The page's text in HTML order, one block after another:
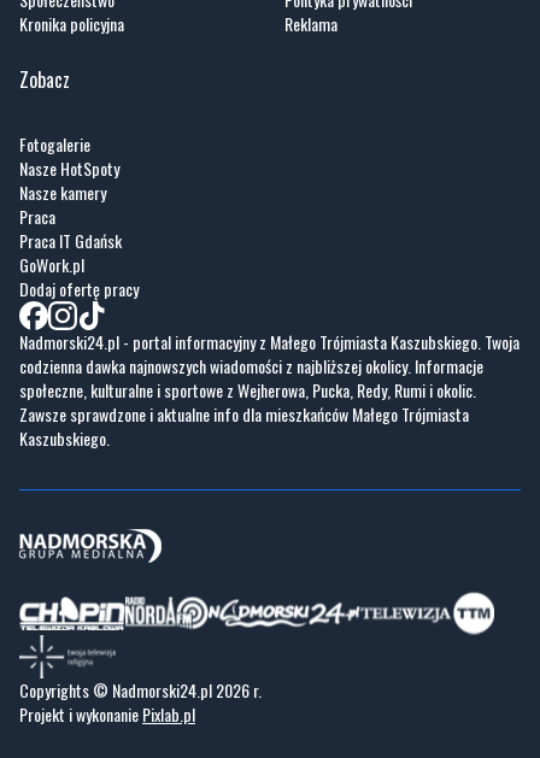
Wiadomości
Sport
Społeczeństwo
O portalu
Kontakt
Zobacz
Fotogalerie
Nasze HotSpoty
Nasze kamery
Praca
Praca IT Gdańsk
GoWork.pl
Dodaj ofertę pracy
Nadmorski24.pl - portal informacyjny z Małego Trójmiasta Kaszubskiego. Twoja
codzienna dawka najnowszych wiadomości z najbliższej okolicy. Informacje